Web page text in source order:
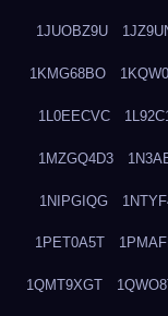
1JUOBZ9U
1KMG68BO
1L0EECVC
1MZGQ4D3
1NIPGIQG
1PET0A5T
1QMT9XGT